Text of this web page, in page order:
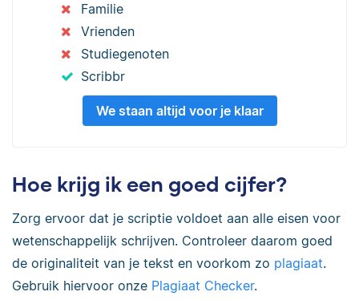
Familie
Vrienden
Studiegenoten
Scribbr
We staan altijd voor je klaar
Hoe krijg ik een goed cijfer?
Zorg ervoor dat je scriptie voldoet aan alle eisen voor
wetenschappelijk schrijven. Controleer daarom goed
de originaliteit van je tekst en voorkom zo plagiaat.
Gebruik hiervoor onze Plagiaat Checker.